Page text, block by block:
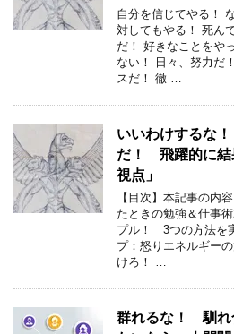
自分を信じてやる！
対してもやる！ 死ん
だ！ 好きなことをや
ない！ 日々、努力だ
スだ！ 徹 …
いいわけするな
だ！ 飛躍的に結
視点」
【目次】本記事の内
たときの勉強＆仕事
プル！ 3つの方法を
プ：怒りエネルギー
けろ！ …
群れるな！ 馴れ